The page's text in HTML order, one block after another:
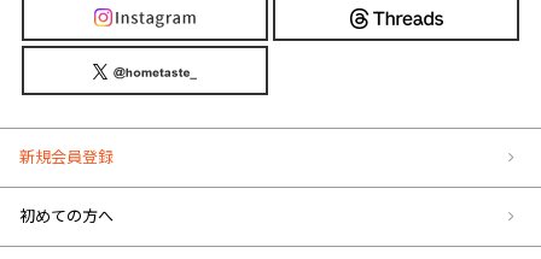
新規会員登録
初めての方へ